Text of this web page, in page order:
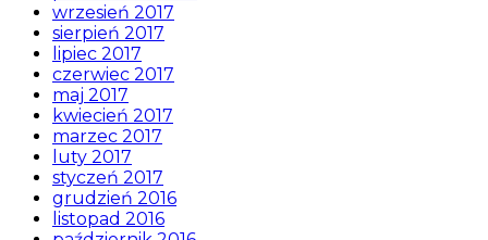
wrzesień 2017
sierpień 2017
lipiec 2017
czerwiec 2017
maj 2017
kwiecień 2017
marzec 2017
luty 2017
styczeń 2017
grudzień 2016
listopad 2016